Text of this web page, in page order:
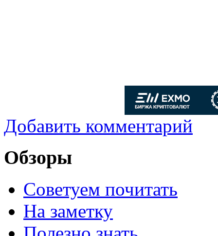
Добавить комментарий
Обзоры
Советуем почитать
На заметку